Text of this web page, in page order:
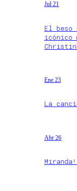
Jul 21
El
icónico
Ene 23
La
Abr 26